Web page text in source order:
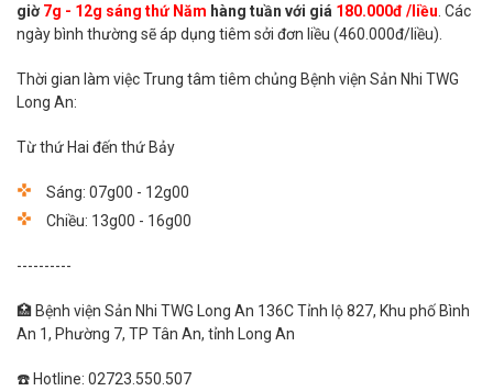
giờ7g - 12g sáng thứ Năm hàng tuần với giá 180.000đ /liều . Các
ngày bình thường sẽ áp dụng tiêm sởi đơn liều (460.000đ/liều).
Thời gian làm việc Trung tâm tiêm chủng Bệnh viện Sản Nhi TWG
Long An:
Từ thứ Hai đến thứ Bảy
Sáng: 07g00 - 12g00
Chiều: 13g00 - 16g00
----------
🏥 Bệnh viện Sản Nhi TWG Long An 136C Tỉnh lộ 827, Khu phố Bình
An 1, Phường 7, TP Tân An, tỉnh Long An
☎️ Hotline: 02723.550.507